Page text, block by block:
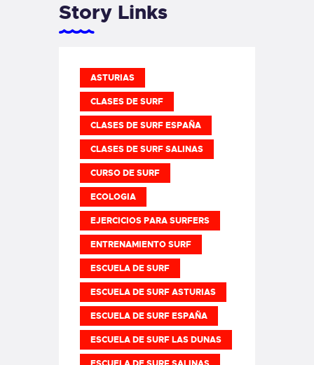
Story Links
ASTURIAS
CLASES DE SURF
CLASES DE SURF ESPAÑA
CLASES DE SURF SALINAS
CURSO DE SURF
ECOLOGIA
EJERCICIOS PARA SURFERS
ENTRENAMIENTO SURF
ESCUELA DE SURF
ESCUELA DE SURF ASTURIAS
ESCUELA DE SURF ESPAÑA
ESCUELA DE SURF LAS DUNAS